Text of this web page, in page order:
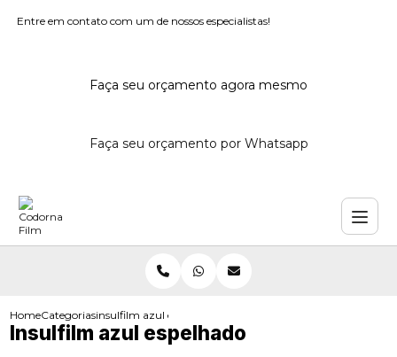
Entre em contato com um de nossos especialistas!
Faça seu orçamento agora mesmo
Faça seu orçamento por Whatsapp
HomeCategoriasinsulfilm azul espelhado
Insulfilm azul espelhado